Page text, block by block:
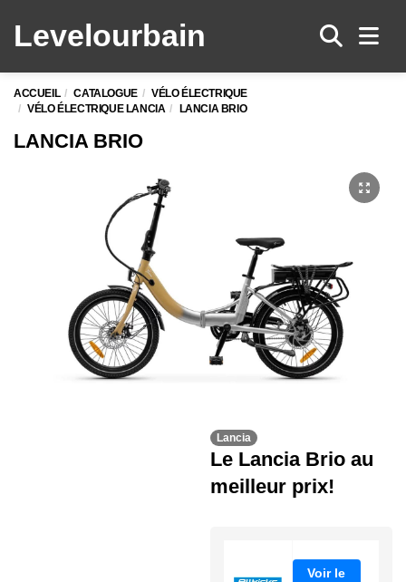
Levelourbain
ACCUEIL CATALOGUE
VÉLO ÉLECTRIQUE
VÉLO ÉLECTRIQUE LANCIA
LANCIA BRIO
LANCIA BRIO
Lancia
Le Lancia Brio au
meilleur prix!
Voir le